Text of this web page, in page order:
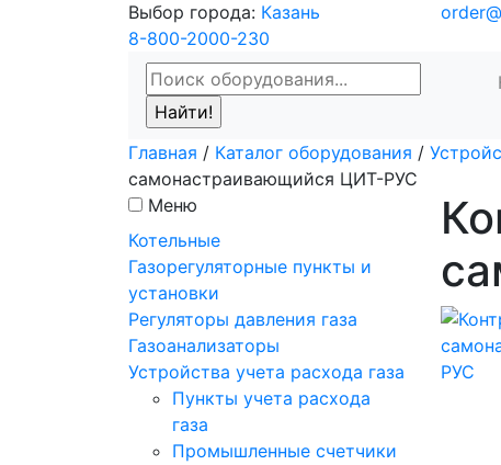
Выбор города: Казань
8-800-2000-230
Главная / Каталог оборудования /
самонастраивающийся ЦИТ-РУС
Меню
Котельные
Газорегуляторные пункты и
установки
Регуляторы давления газа
Газоанализаторы
Устройства учета расхода газа
Пункты учета расхода
газа
Промышленные счетчики